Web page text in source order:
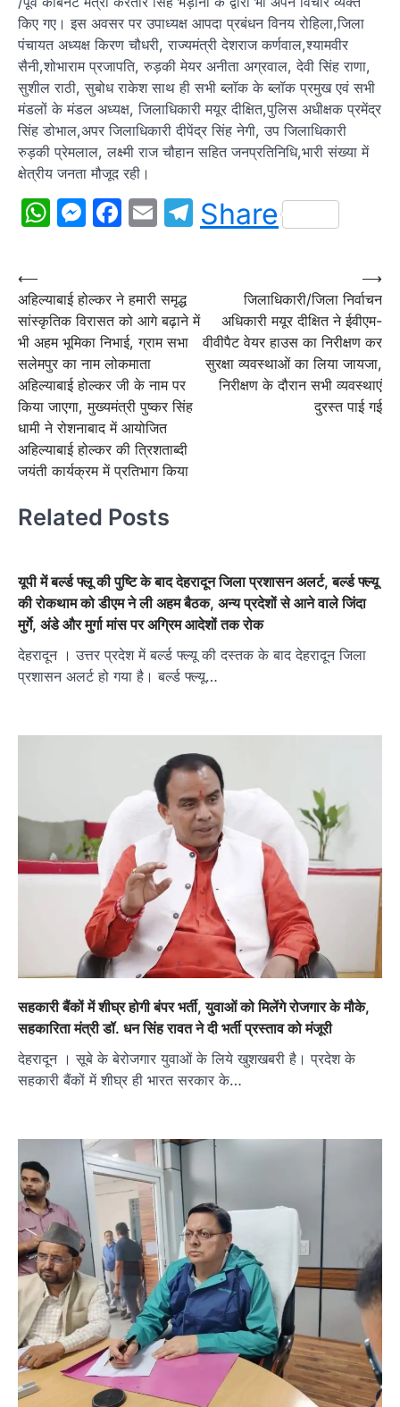
किए गए। इस अवसर पर उपाध्यक्ष आपदा प्रबंधन विनय रोहिला,जिला
पंचायत अध्यक्ष किरण चौधरी, राज्यमंत्री देशराज कर्णवाल,श्यामवीर
सैनी,शोभाराम प्रजापति, रुड़की मेयर अनीता अग्रवाल, देवी सिंह राणा,
सुशील राठी, सुबोध राकेश साथ ही सभी ब्लॉक के ब्लॉक प्रमुख एवं सभी
मंडलों के मंडल अध्यक्ष, जिलाधिकारी मयूर दीक्षित,पुलिस अधीक्षक प्रमेंद्र
सिंह डोभाल,अपर जिलाधिकारी दीपेंद्र सिंह नेगी, उप जिलाधिकारी
रुड़की प्रेमलाल, लक्ष्मी राज चौहान सहित जनप्रतिनिधि,भारी संख्या में
क्षेत्रीय जनता मौजूद रही।
WhatsApp
Messenger
Facebook
EmailTelegram
Share
Post
navigation
⟵
अहिल्याबाई होल्कर ने हमारी समृद्ध
सांस्कृतिक विरासत को आगे बढ़ाने में
भी अहम भूमिका निभाई, ग्राम सभा
सलेमपुर का नाम लोकमाता
अहिल्याबाई होल्कर जी के नाम पर
किया जाएगा, मुख्यमंत्री पुष्कर सिंह
धामी ने रोशनाबाद में आयोजित
अहिल्याबाई होल्कर की त्रिशताब्दी
जयंती कार्यक्रम में प्रतिभाग किया
जिलाधिकारी/जिला निर्वाचन
अधिकारी मयूर दीक्षित ने ईवीएम-
वीवीपैट वेयर हाउस का निरीक्षण कर
सुरक्षा व्यवस्थाओं का लिया जायजा,
निरीक्षण के दौरान सभी व्यवस्थाएं
दुरस्त पाई गई
⟶
Related Posts
यूपी में बर्ल्ड फ्लू की पुष्टि के बाद देहरादून जिला प्रशासन अलर्ट, बर्ल्ड फ्ल्यू
की रोकथाम को डीएम ने ली अहम बैठक, अन्य प्रदेशों से आने वाले जिंदा
मुर्गे, अंडे और मुर्गा मांस पर अग्रिम आदेशों तक रोक
देहरादून । उत्तर प्रदेश में बर्ल्ड फ्ल्यू की दस्तक के बाद देहरादून जिला
प्रशासन अलर्ट हो गया है। बर्ल्ड फ्ल्यू…
सहकारी बैंकों में शीघ्र होगी बंपर भर्ती, युवाओं को मिलेंगे रोजगार के मौके,
सहकारिता मंत्री डॉ. धन सिंह रावत ने दी भर्ती प्रस्ताव को मंजूरी
देहरादून । सूबे के बेरोजगार युवाओं के लिये खुशखबरी है। प्रदेश के
सहकारी बैंकों में शीघ्र ही भारत सरकार के…